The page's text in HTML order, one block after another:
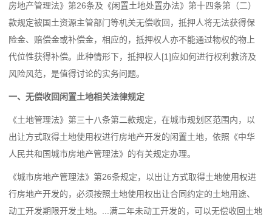
房地产管理法》第26条及《闲置土地处置办法》第十四条第（二）
款规定被国土资源主管部门等机关无偿收回，抵押人将无法获得保
险金、赔偿金或补偿金，相应的，抵押权人亦不能通过物权的物上
代位性获得补偿。此种情形下，抵押权人[1]应如何进行权利救济及
风险风范，是值得讨论的实务问题。
一、无偿收回闲置土地相关法律规定
《土地管理法》第三十八条第二款规定，在城市规划区范围内，以
出让方式取得土地使用权进行房地产开发的闲置土地，依照《中华
人民共和国城市房地产管理法》的有关规定办理。
《城市房地产管理法》第26条规定，以出让方式取得土地使用权进
行房地产开发的，必须按照土地使用权出让合同约定的土地用途、
动工开发期限开发土地。...满二年未动工开发的，可以无偿收回土地